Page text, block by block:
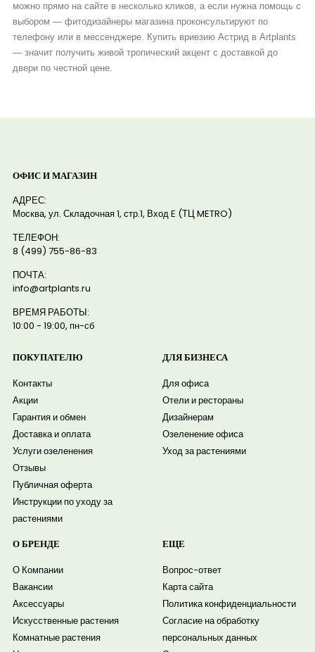
можно прямо на сайте в несколько кликов, а если нужна помощь с
выбором — фитодизайнеры магазина проконсультируют по
телефону или в мессенджере. Купить вриезию Астрид в Artplants
— значит получить живой тропический акцент с доставкой до
двери по честной цене.
ОФИС И МАГАЗИН
АДРЕС:
Москва, ул. Складочная 1, стр.1, Вход E (ТЦ METRO)
ТЕЛЕФОН:
8 (499) 755-86-83
ПОЧТА:
info@artplants.ru
ВРЕМЯ РАБОТЫ:
10:00 - 19:00, пн-сб
ПОКУПАТЕЛЮ
Контакты
Акции
Гарантия и обмен
Доставка и оплата
Услуги озеленения
Отзывы
Публичная оферта
Инструкции по уходу за
растениями
ДЛЯ БИЗНЕСА
Для офиса
Отели и рестораны
Дизайнерам
Озеленение офиса
Уход за растениями
О БРЕНДЕ
О Компании
Вакансии
Аксессуары
Искусственные растения
Комнатные растения
ЕЩЕ
Вопрос-ответ
Карта сайта
Политика конфиденциальности
Согласие на обработку
персональных данных